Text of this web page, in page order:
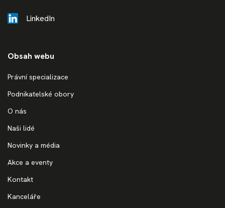
LinkedIn
Obsah webu
Právní specializace
Podnikatelské obory
O nás
Naši lidé
Novinky a média
Akce a eventy
Kontakt
Kanceláře